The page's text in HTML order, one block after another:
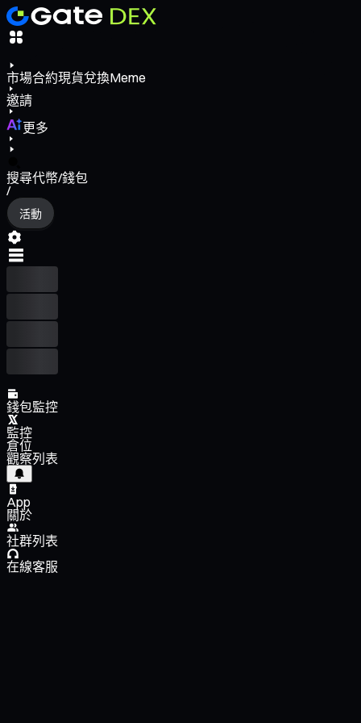
市場合約現貨兌換Meme
邀請
更多
搜尋代幣/錢包
/
活動
錢包監控
監控
倉位
觀察列表
App
關於
社群列表
在線客服